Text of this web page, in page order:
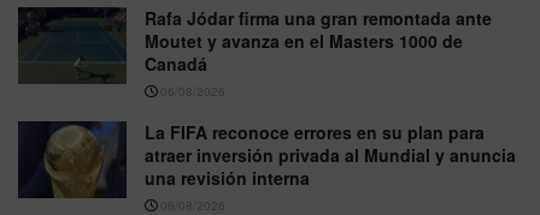
Rafa Jódar firma una gran remontada ante
Moutet y avanza en el Masters 1000 de
Canadá
06/08/2026
La FIFA reconoce errores en su plan para
atraer inversión privada al Mundial y anuncia
una revisión interna
06/08/2026